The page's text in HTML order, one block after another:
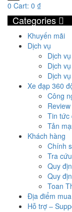
0 Cart: 0 ₫
Categories
Khuyến mãi
Dịch vụ
Dịch
Dịch
Dịch
Xe đạp 360
Công
Tin tức
Tản
Khách hàng
Chính
Tra
Quy
Quy
Toan
Địa điểm
Hỗ trợ –